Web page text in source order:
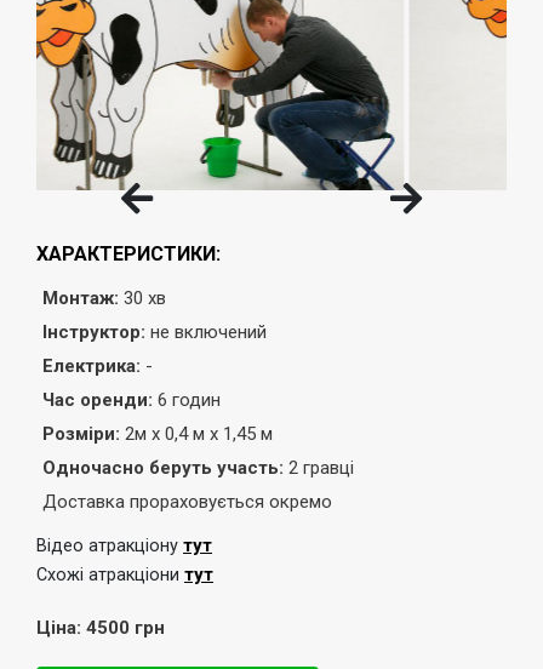
ХАРАКТЕРИСТИКИ:
Монтаж: 30 хв
Інструктор: не включений
Електрика: -
Час оренди: 6 годин
Розміри: 2м х 0,4 м х 1,45 м
Одночасно беруть участь: 2 гравці
Доставка прораховується окремо
Відео атракціону тут
Схожі атракціони тут
Ціна: 4500 грн